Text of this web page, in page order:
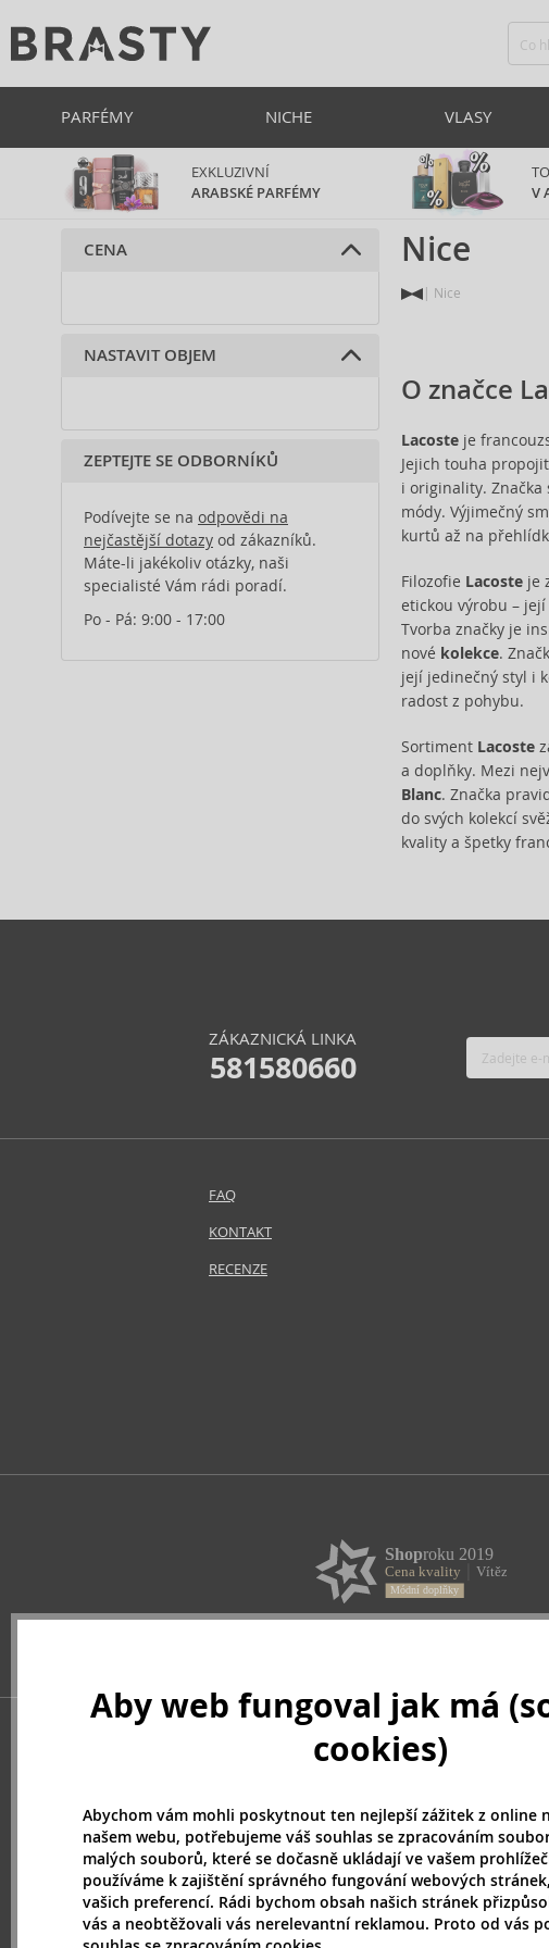
PARFÉMY NICHE VLASY
EXKLUZIVNÍ
ARABSKÉ PARFÉMY
V
Nice
Nice
O značce
Lacosteje
Jejich touha
i originality.
módy. Výjimečný
kurtů až na
Filozofie Lacosteje
etickou výrobu –
Tvorba značky je
nové kolekce.
její jedinečný styl i
radost z pohybu.
Sortiment Lacoste
a doplňky. Mezi
Blanc. Značka
do svých kolekcí
kvality a špetky
CENA
NASTAVIT OBJEM
ZEPTEJTE SE ODBORNÍKŮ
Podívejte se na odpovědi na
nejčastější dotazy od zákazníků.
Máte-li jakékoliv otázky, naši
specialisté Vám rádi poradí.
Po - Pá: 9:00 - 17:00
ZÁKAZNICKÁ LINKA
581580660
FAQ
KONTAKT
RECENZE
Aby web fungoval jak má
cookies)
Abychom vám mohli poskytnout ten nejlepší zážitek z online
našem webu, potřebujeme váš souhlas se zpracováním
malých souborů, které se dočasně ukládají ve vašem
používáme k zajištění správného fungování webových
vašich preferencí. Rádi bychom obsah našich stránek
vás a neobtěžovali vás nerelevantní reklamou. Proto od vás